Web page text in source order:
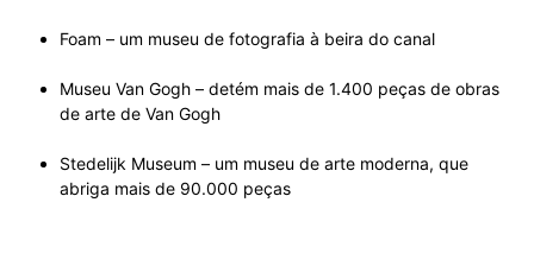
Foam – um museu de fotografia à beira do canal
Museu Van Gogh – detém mais de 1.400 peças de obras
de arte de Van Gogh
Stedelijk Museum – um museu de arte moderna, que
abriga mais de 90.000 peças